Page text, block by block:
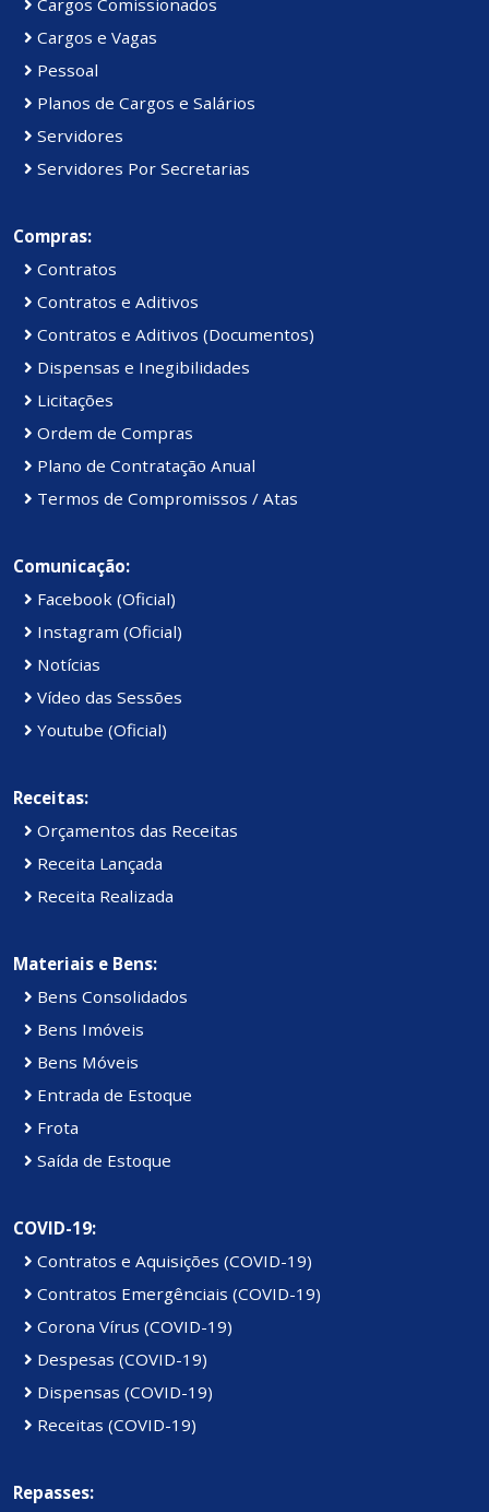
Cargos e Vagas
Pessoal
Planos de Cargos e Salários
Servidores
Servidores Por Secretarias
Compras:
Contratos
Contratos e Aditivos
Contratos e Aditivos (Documentos)
Dispensas e Inegibilidades
Licitações
Ordem de Compras
Plano de Contratação Anual
Termos de Compromissos / Atas
Comunicação:
Facebook (Oficial)
Instagram (Oficial)
Notícias
Vídeo das Sessões
Youtube (Oficial)
Receitas:
Orçamentos das Receitas
Receita Lançada
Receita Realizada
Materiais e Bens:
Bens Consolidados
Bens Imóveis
Bens Móveis
Entrada de Estoque
Frota
Saída de Estoque
COVID-19:
Contratos e Aquisições (COVID-19)
Contratos Emergênciais (COVID-19)
Corona Vírus (COVID-19)
Despesas (COVID-19)
Dispensas (COVID-19)
Receitas (COVID-19)
Repasses: